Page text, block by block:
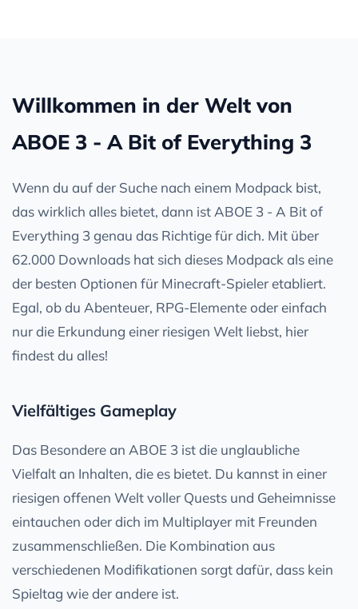
Willkommen in der Welt von
ABOE 3 - A Bit of Everything 3
Wenn du auf der Suche nach einem Modpack bist,
das wirklich alles bietet, dann ist ABOE 3 - A Bit of
Everything 3 genau das Richtige für dich. Mit über
62.000 Downloads hat sich dieses Modpack als eine
der besten Optionen für Minecraft-Spieler etabliert.
Egal, ob du Abenteuer, RPG-Elemente oder einfach
nur die Erkundung einer riesigen Welt liebst, hier
findest du alles!
Vielfältiges Gameplay
Das Besondere an ABOE 3 ist die unglaubliche
Vielfalt an Inhalten, die es bietet. Du kannst in einer
riesigen offenen Welt voller Quests und Geheimnisse
eintauchen oder dich im Multiplayer mit Freunden
zusammenschließen. Die Kombination aus
verschiedenen Modifikationen sorgt dafür, dass kein
Spieltag wie der andere ist.